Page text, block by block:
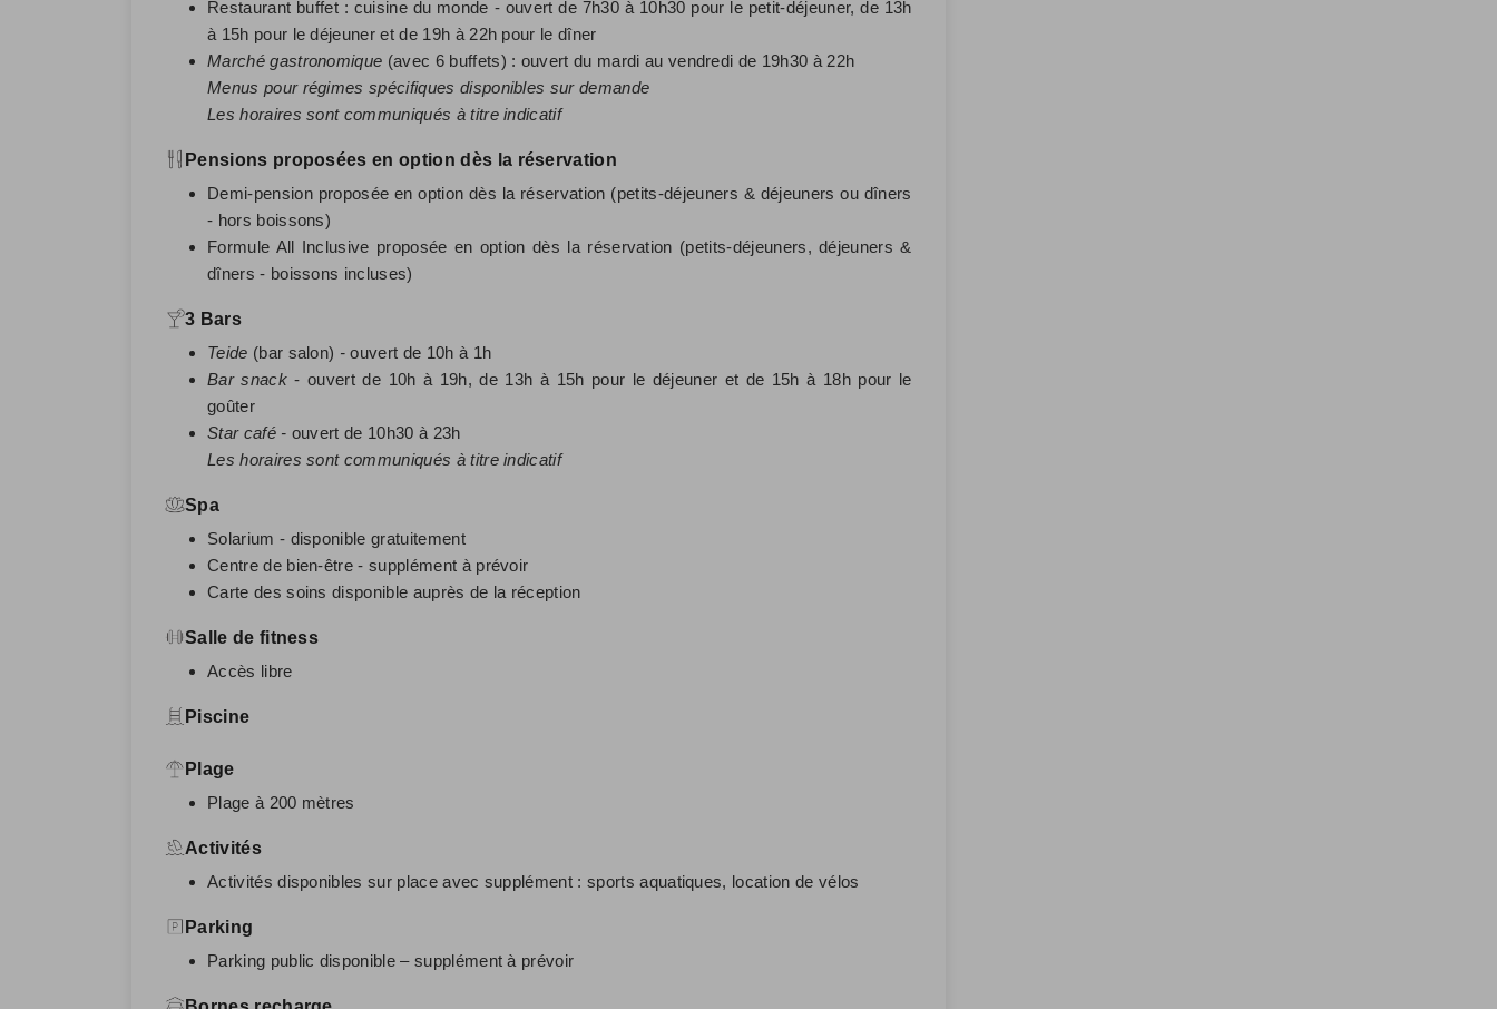
Restaurant buffet : cuisine du monde - ouvert de 7h30 à 10h30 pour le petit-déjeuner, de 13h
à 15h pour le déjeuner et de 19h à 22h pour le dîner
Marché gastronomique (avec 6 buffets) : ouvert du mardi au vendredi de 19h30 à 22h
Menus pour régimes spécifiques disponibles sur demande
Les horaires sont communiqués à titre indicatif
Pensions proposées en option dès la réservation
Demi-pension proposée en option dès la réservation (petits-déjeuners & déjeuners ou dîners
- hors boissons)
Formule All Inclusive proposée en option dès la réservation (petits-déjeuners, déjeuners &
dîners - boissons incluses)
3 Bars
Teide (bar salon) -ouvert de 10h à 1h
Bar snack- ouvert de 10h à 19h, de 13h à 15h pour le déjeuner et de 15h à 18h pour le
goûter
Star café - ouvert de 10h30 à 23h
Les horaires sont communiqués à titre indicatif
Spa
Solarium - disponible gratuitement
Centre de bien-être - supplément à prévoir
Carte des soins disponible auprès de la réception
Salle de fitness
Accès libre
Piscine
Plage
Plage à 200 mètres
Activités
Activités disponibles sur place avec supplément : sports aquatiques, location de vélos
Parking
Parking public disponible – supplément à prévoir